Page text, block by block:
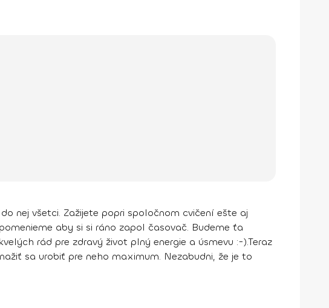
nej všetci. Zažijete popri spoločnom cvičení ešte aj
aby si si ráno zapol časovač. Budeme ťa
rád pre zdravý život plný energie a úsmevu :-).Teraz
sa urobiť pre neho maximum. Nezabudni, že je to